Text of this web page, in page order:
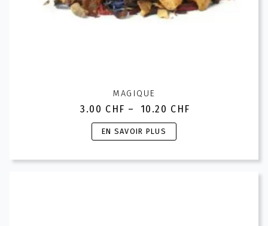
MAGIQUE
3.00 CHF – 10.20 CHF
Plage
de
prix :
à
EN SAVOIR PLUS
Ce
produit